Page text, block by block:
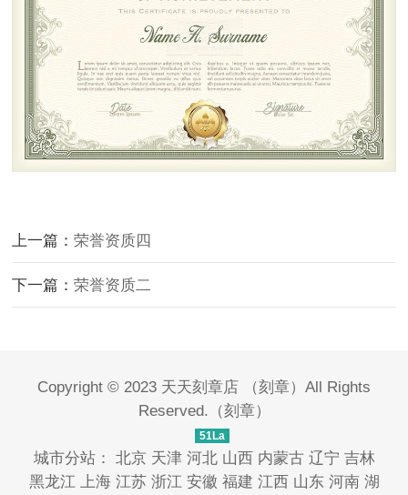
上一篇：荣誉资质四
下一篇：荣誉资质二
Copyright © 2023 天天刻章店 （刻章）All Rights
Reserved.（刻章）
51La
城市分站： 北京 天津 河北 山西 内蒙古 辽宁 吉林
黑龙江 上海 江苏 浙江 安徽 福建 江西 山东 河南 湖